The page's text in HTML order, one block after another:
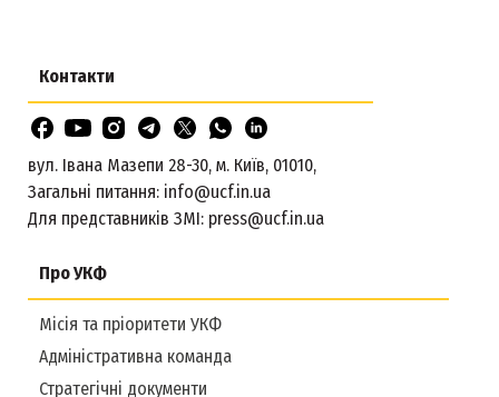
Про УКФ
Місія та пріоритети УКФ
Адміністративна команда
Стратегічні документи
Контакти
вул. Івана Мазепи 28-30, м. Київ, 01010,
Загальні питання: info@ucf.in.ua
Для представників ЗМІ: press@ucf.in.ua